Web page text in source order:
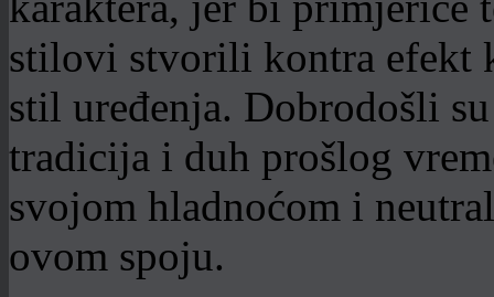
stilovi stvorili kontra efekt
stil uređenja. Dobrodošli
tradicija i duh prošlog
svojom hladnoćom i
ovom spoju.